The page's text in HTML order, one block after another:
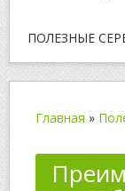
ПОЛЕЗНЫЕ
Главная »